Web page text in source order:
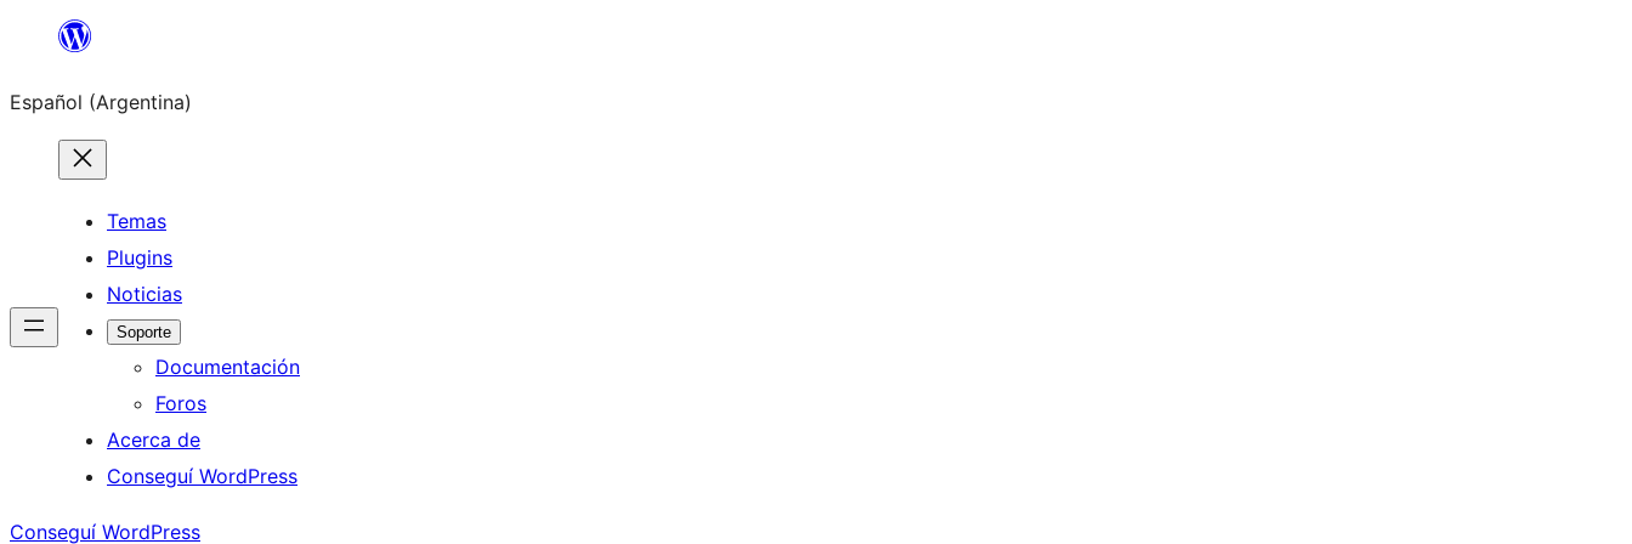
Saltar
contenido
Español (Argentina)
Temas
Plugins
Noticias
Soporte
Documentación
Foros
Acerca de
Conseguí WordPress
Conseguí WordPress